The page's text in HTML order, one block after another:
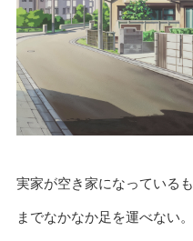
実家が空き家になっている
までなかなか足を運べない。